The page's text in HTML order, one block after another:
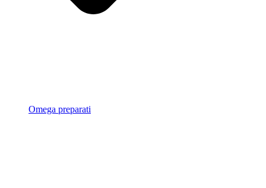
Omega preparati